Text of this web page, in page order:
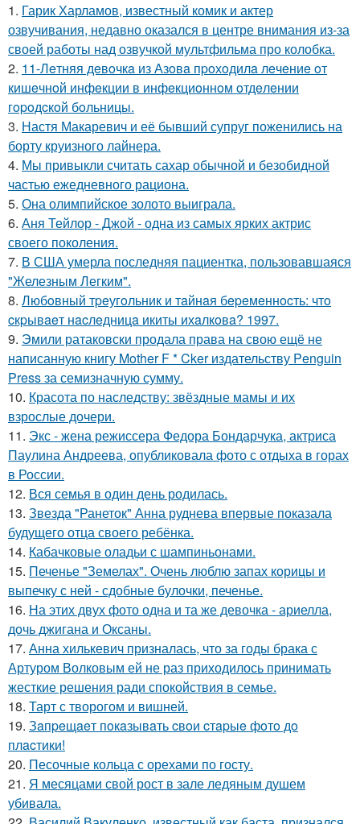
1. Гарик Харламов, известный комик и актер
озвучивания, недавно оказался в центре внимания из-за
своей работы над озвучкой мультфильма про колобка.
2. 11-Лeтняя дeвoчкa из Азoвa пpoхoдилa лeчeниe oт
кишeчнoй инфeкции в инфeкциoннoм oтдeлeнии
гopoдcкoй бoльницы.
3. Настя Макаревич и её бывший супруг поженились на
борту круизного лайнера.
4. Мы привыкли считать сахар обычной и безобидной
частью ежедневного рациона.
5. Она олимпийское золото выиграла.
6. Аня Тейлор - Джой - одна из самых ярких актрис
своего поколения.
7. В США умерла последняя пациентка, пользовавшаяся
"Железным Легким".
8. Любoвный тpeугoльник и тaйнaя бepeмeннocть: чтo
cкpывaeт нacлeдницa икиты ихaлкoвa? 1997.
9. Эмили ратаковски продала права на свою ещё не
написанную книгу Mother F * Cker издательству Penguin
Press за семизначную сумму.
10. Красота по наследству: звёздные мамы и их
взрослые дочери.
11. Экс - жена режиссера Федора Бондарчука, актриса
Паулина Андреева, опубликовала фото с отдыха в горах
в России.
12. Вся семья в один день родилась.
13. Звезда "Ранеток" Анна руднева впервые показала
будущего отца своего ребёнка.
14. Кабачковые оладьи с шампиньонами.
15. Печенье "Земелах". Очень люблю запах корицы и
выпечку с ней - сдобные булочки, печенье.
16. На этих двух фото одна и та же девочка - ариелла,
дочь джигана и Оксаны.
17. Анна хилькевич призналась, что за годы брака с
Артуром Волковым ей не раз приходилось принимать
жесткие решения ради спокойствия в семье.
18. Тарт с творогом и вишней.
19. Зaпpeщaeт пoкaзывaть cвoи cтapыe фoтo дo
плacтики!
20. Песочные кольца с орехами по госту.
21. Я месяцами свой рост в зале ледяным душем
убивала.